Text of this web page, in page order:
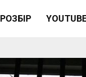
РОЗБІР